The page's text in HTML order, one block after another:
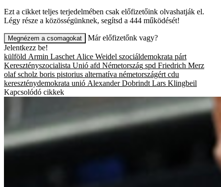
Ezt a cikket teljes terjedelmében csak előfizetőink olvashatják el.
Légy része a közösségünknek, segítsd a 444 működését!
Megnézem a csomagokat
Már előfizetőnk vagy?
Jelentkezz be!
külföld Armin Laschet Alice Weidel szociáldemokrata párt
Keresztényszocialista Unió afd Németország spd Friedrich Merz
olaf scholz boris pistorius alternatíva németországért cdu
kereszténydemokrata unió Alexander Dobrindt Lars Klingbeil
Kapcsolódó cikkek